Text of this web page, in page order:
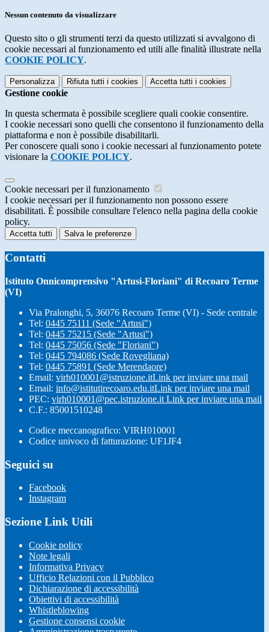
Nessun contenuto da visualizzare
Questo sito o gli strumenti terzi da questo utilizzati si avvalgono di
cookie necessari al funzionamento ed utili alle finalità illustrate nella
COOKIE POLICY.
Personalizza Rifiuta tutti i cookies Accetta tutti i cookies
Gestione cookie
In questa schermata è possibile scegliere quali cookie consentire.
I cookie necessari sono quelli che consentono il funzionamento della
piattaforma e non è possibile disabilitarli.
Per conoscere quali sono i cookie necessari al funzionamento potete
visionare la COOKIE POLICY.
Cookie necessari per il funzionamento
I cookie necessari per il funzionamento non possono essere
disabilitati. È possibile consultare l'elenco nella pagina della cookie
policy.
Accetta tutti Salva le preferenze
Contatti
Istituto Onnicomprensivo "Artusi-Floriani" di Recoaro Terme
(VI)
Via Pralonghi, 5, 36076 Recoaro Terme (VI) - Sede centrale
Tel: 0445 75111 (Sede "Artusi")
Tel: 0445 75215 (Sede "Artusi")
Tel: 0445 75056 (Sede "Floriani")
Tel: 0445 794086 (Sede Rovegliana)
Tel: 0445 75891 (Sede Merendaore)
Email: virh010001@istruzione.itLink per inviare una mail
Email: info@istitutirecoaro.edu.itLink per inviare una mail
PEC: virh010001@pec.istruzione.it Link per inviare una mail
C.F.: 85001510248
Codice meccanografico: VIRH010001
Codice univoco di fatturazione: UF1JF4
Seguici su
Facebook
Instagram
Sezione Link Utili
Cookie policy
Note legali
Informativa Privacy
Ufficio Relazioni con il Pubblico
Dichiarazione di accessibilità
Obiettivi di accessibilità
Whistleblowing
Gestione consensi cookie